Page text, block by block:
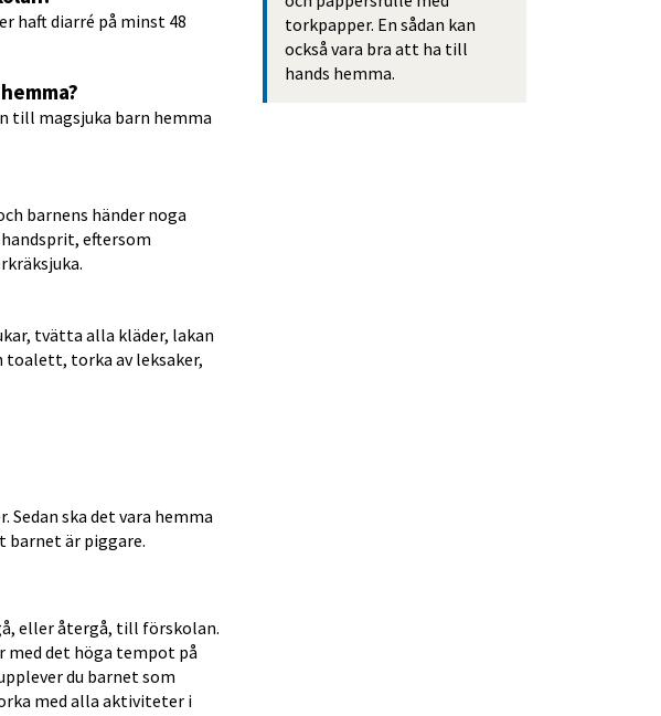
haft diarré på minst 48
till magsjuka barn hemma
barnens händer noga
eftersom
tvätta alla kläder, lakan
toalett, torka av leksaker,
ska det vara hemma
är piggare.
eller återgå, till förskolan.
med det höga tempot på
du barnet som
med alla aktiviteter i
torkpapper. En sådan kan
också vara bra att ha till
hands hemma.